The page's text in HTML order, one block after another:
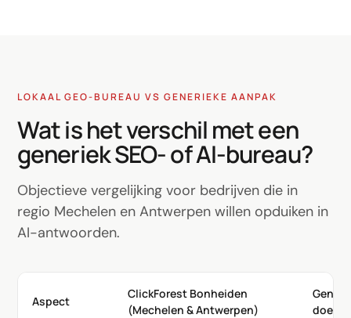
LOKAAL GEO-BUREAU VS GENERIEKE AANPAK
Wat is het verschil met een
generiek SEO- of AI-bureau?
Objectieve vergelijking voor bedrijven die in
regio Mechelen en Antwerpen willen opduiken in
AI-antwoorden.
Aspect
ClickForest Bonheiden
(Mechelen & Antwerpen)
doen